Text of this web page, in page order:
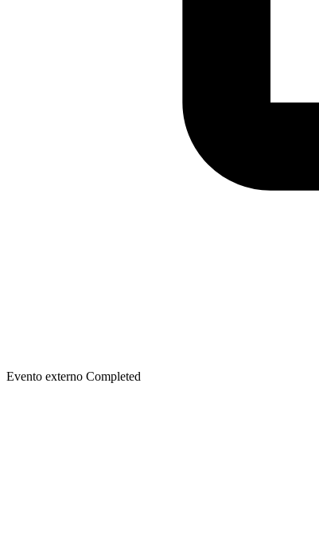
Evento externo Completed